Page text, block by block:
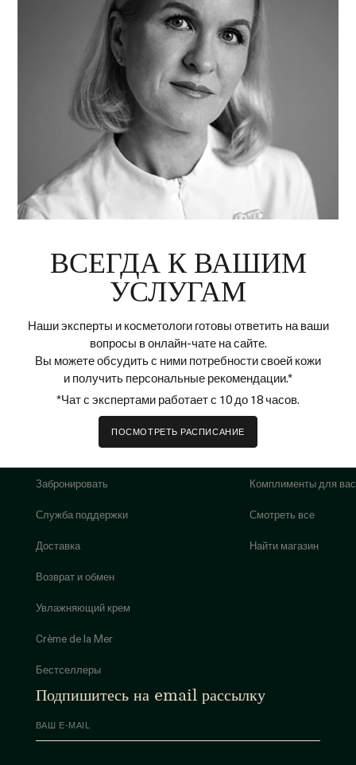
ВСЕГДА К ВАШИМ
УСЛУГАМ
Наши эксперты и косметологи готовы ответить на ваши
вопросы в онлайн-чате на сайте.
Вы можете обсудить с ними потребности своей кожи
и получить персональные рекомендации.*
*Чат с экспертами работает с 10 до 18 часов.
ПОСМОТРЕТЬ РАСПИСАНИЕ
Забронировать
Служба поддержки
Доставка
Возврат и обмен
Увлажняющий крем
Crème de la Mer
Бестселлеры
Комплименты для вас
Смотреть все
Найти магазин
Подпишитесь на email рассылку